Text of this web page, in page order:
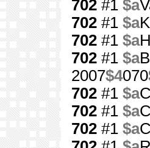
702 #1 $a
702 #1 $a
702 #1 $a
702 #1 $a
2007$4070
702 #1 $a
702 #1 $a
702 #1 $a